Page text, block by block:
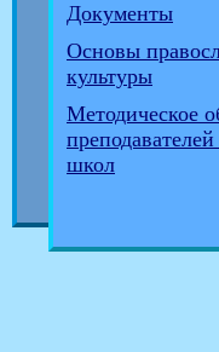
Документы
Основы
культуры
Методическое
школ